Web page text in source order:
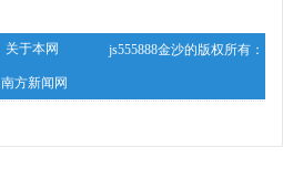
关于本网 js555888金沙的版权所有：
南方新闻网